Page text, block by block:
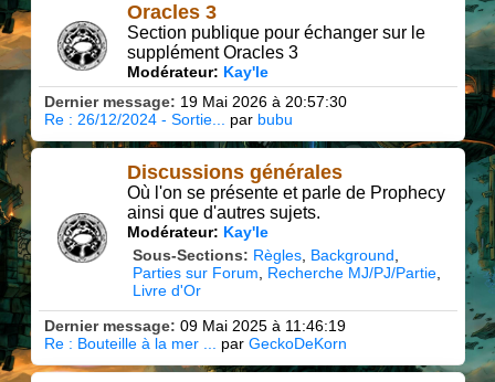
Oracles 3
Section publique pour échanger sur le
supplément Oracles 3
Modérateur: Kay'le
Dernier message: 19 Mai 2026 à 20:57:30
Re : 26/12/2024 - Sortie...
par bubu
Discussions générales
Où l'on se présente et parle de Prophecy
ainsi que d'autres sujets.
Modérateur: Kay'le
Sous-Sections
Règles Background
Parties sur Forum
Recherche MJ/PJ/Partie
Livre d'Or
Dernier message: 09 Mai 2025 à 11:46:19
Re : Bouteille à la mer ...
par GeckoDeKorn